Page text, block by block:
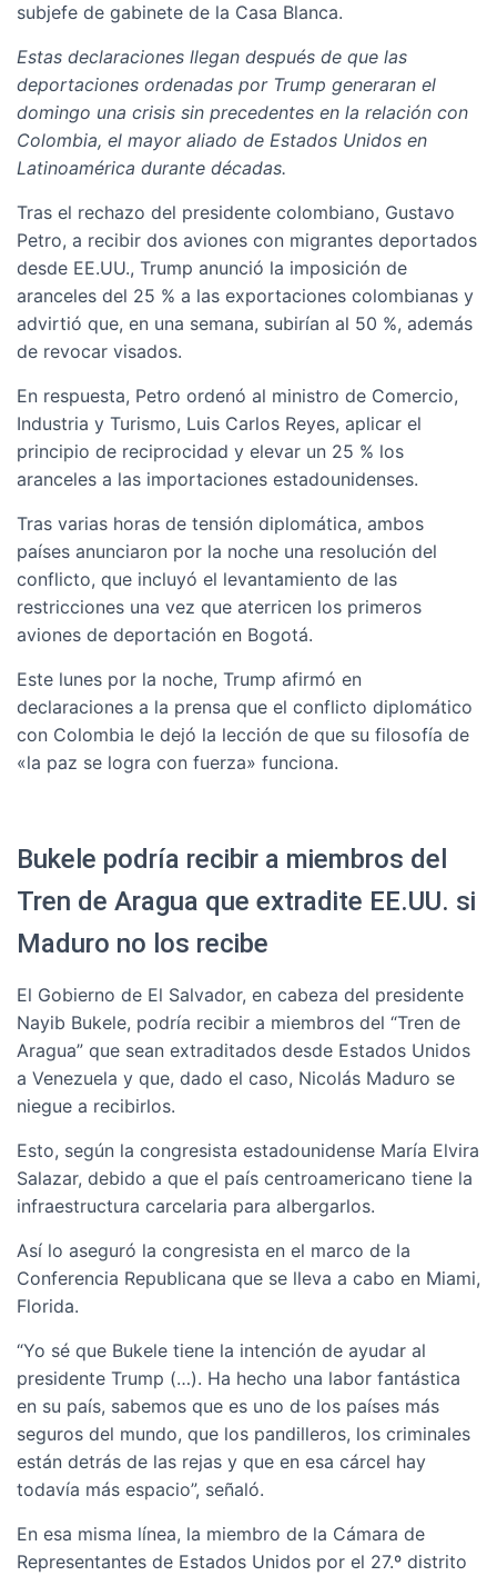
subjefe de gabinete de la Casa Blanca.
Estas declaraciones llegan después de que las
deportaciones ordenadas por Trump generaran el
domingo una crisis sin precedentes en la relación con
Colombia, el mayor aliado de Estados Unidos en
Latinoamérica durante décadas.
Tras el rechazo del presidente colombiano, Gustavo
Petro, a recibir dos aviones con migrantes deportados
desde EE.UU., Trump anunció la imposición de
aranceles del 25 % a las exportaciones colombianas y
advirtió que, en una semana, subirían al 50 %, además
de revocar visados.
En respuesta, Petro ordenó al ministro de Comercio,
Industria y Turismo, Luis Carlos Reyes, aplicar el
principio de reciprocidad y elevar un 25 % los
aranceles a las importaciones estadounidenses.
Tras varias horas de tensión diplomática, ambos
países anunciaron por la noche una resolución del
conflicto, que incluyó el levantamiento de las
restricciones una vez que aterricen los primeros
aviones de deportación en Bogotá.
Este lunes por la noche, Trump afirmó en
declaraciones a la prensa que el conflicto diplomático
con Colombia le dejó la lección de que su filosofía de
«la paz se logra con fuerza» funciona.
Bukele podría recibir a miembros del
Tren de Aragua que extradite EE.UU. si
Maduro no los recibe
El Gobierno de El Salvador, en cabeza del presidente
Nayib Bukele, podría recibir a miembros del “Tren de
Aragua” que sean extraditados desde Estados Unidos
a Venezuela y que, dado el caso, Nicolás Maduro se
niegue a recibirlos.
Esto, según la congresista estadounidense María Elvira
Salazar, debido a que el país centroamericano tiene la
infraestructura carcelaria para albergarlos.
Así lo aseguró la congresista en el marco de la
Conferencia Republicana que se lleva a cabo en Miami,
Florida.
“Yo sé que Bukele tiene la intención de ayudar al
presidente Trump (…). Ha hecho una labor fantástica
en su país, sabemos que es uno de los países más
seguros del mundo, que los pandilleros, los criminales
están detrás de las rejas y que en esa cárcel hay
todavía más espacio”, señaló.
En esa misma línea, la miembro de la Cámara de
Representantes de Estados Unidos por el 27.º distrito